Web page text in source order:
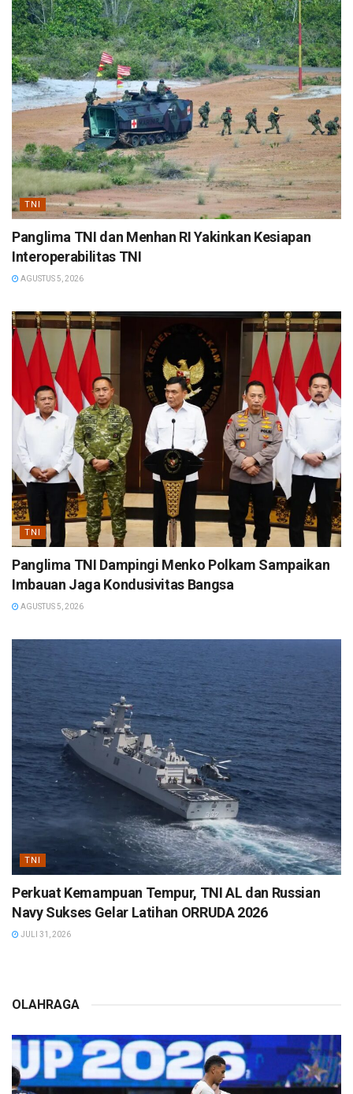
TNI
Panglima TNI dan Menhan RI Yakinkan Kesiapan
Interoperabilitas TNI
AGUSTUS 5, 2026
TNI
Panglima TNI Dampingi Menko Polkam Sampaikan
Imbauan Jaga Kondusivitas Bangsa
AGUSTUS 5, 2026
TNI
Perkuat Kemampuan Tempur, TNI AL dan Russian
Navy Sukses Gelar Latihan ORRUDA 2026
JULI 31, 2026
OLAHRAGA